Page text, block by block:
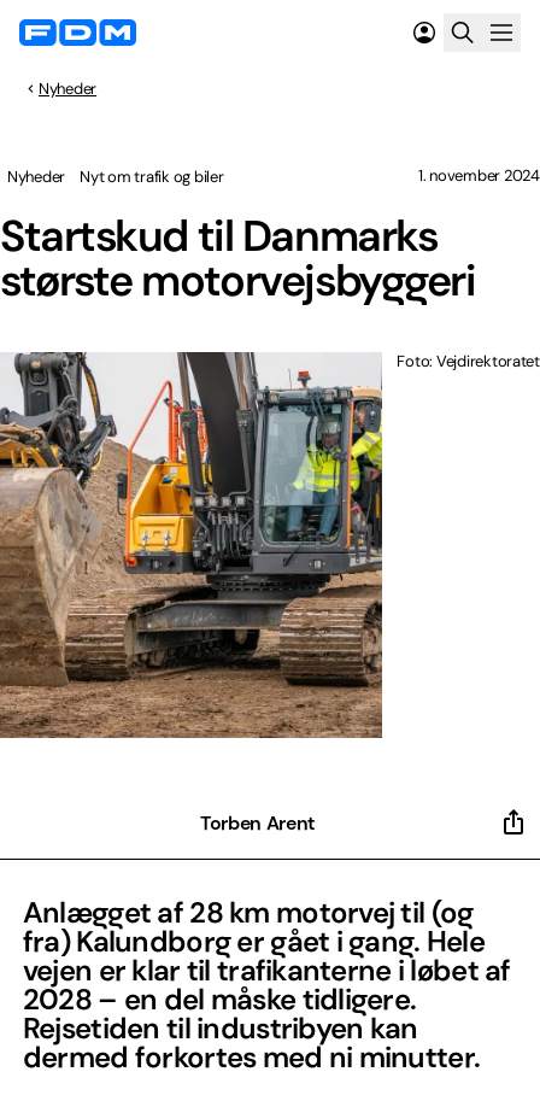
Nyheder
Startskud til Danmarks
største motorvejsbyggeri
Nyheder Nyt om trafik og biler 1. november 2024
Foto: Vejdirektoratet
Torben Arent
Anlægget af 28 km motorvej til (og
fra) Kalundborg er gået i gang. Hele
vejen er klar til trafikanterne i løbet af
2028 – en del måske tidligere.
Rejsetiden til industribyen kan
dermed forkortes med ni minutter.